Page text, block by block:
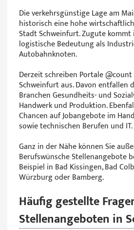
Die verkehrsgünstige Lage am
historisch eine hohe
Stadt Schweinfurt. Zugute
logistische Bedeutung als
Autobahnknoten.
Derzeit schreiben Portale
Schweinfurt aus. Davon entfallen
Branchen Gesundheits- und
Handwerk und Produktion.
Chancen auf Jobangebote im
sowie technischen Berufen und IT.
Ganz in der Nähe können Sie
Berufswünsche Stellenangebote
Beispiel in Bad Kissingen, Bad
Würzburg oder Bamberg.
Häufig gestellte
Stellenangeboten in